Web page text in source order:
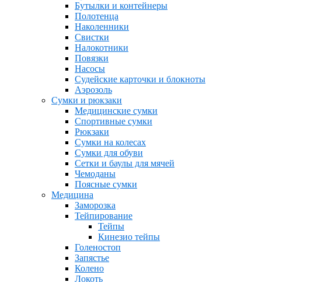
Бутылки и контейнеры
Полотенца
Наколенники
Свистки
Налокотники
Повязки
Насосы
Судейские карточки и блокноты
Аэрозоль
Сумки и рюкзаки
Медицинские сумки
Спортивные сумки
Рюкзаки
Сумки на колесах
Сумки для обуви
Сетки и баулы для мячей
Чемоданы
Поясные сумки
Медицина
Заморозка
Тейпирование
Тейпы
Кинезио тейпы
Голеностоп
Запястье
Колено
Локоть